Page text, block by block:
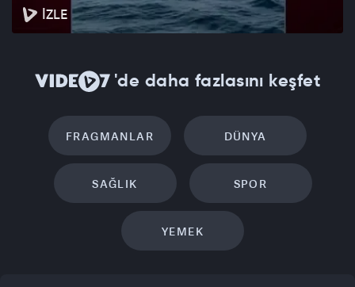
İZLE
'de daha fazlasını keşfet
FRAGMANLAR DÜNYA
SAĞLIK SPOR
YEMEK